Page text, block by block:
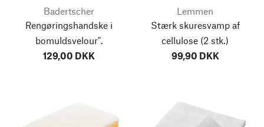
Badertscher
Rengøringshandske i
bomuldsvelour".
129,00 DKK
Lemmen
Stærk skuresvamp af
cellulose (2 stk.)
99,90 DKK